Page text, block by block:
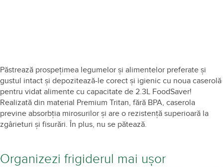
Păstrează prospețimea legumelor și alimentelor preferate și
gustul intact și depozitează-le corect și igienic cu noua caserolă
pentru vidat alimente cu capacitate de 2.3L FoodSaver!
Realizată din material Premium Tritan, fără BPA, caserola
previne absorbția mirosurilor și are o rezistență superioară la
zgârieturi și fisurări. În plus, nu se pătează.
Organizezi frigiderul mai ușor